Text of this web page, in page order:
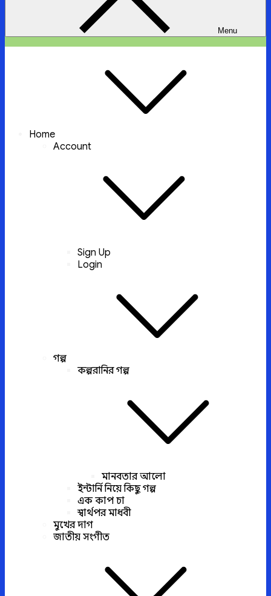
Menu
Home
Account
Sign Up
Login
গল্প
কল্পরানির গল্প
মানবতার আলো
ইন্টার্নি নিয়ে কিছু গল্প
এক কাপ চা
স্বার্থপর মাধবী
মুখের দাগ
জাতীয় সংগীত